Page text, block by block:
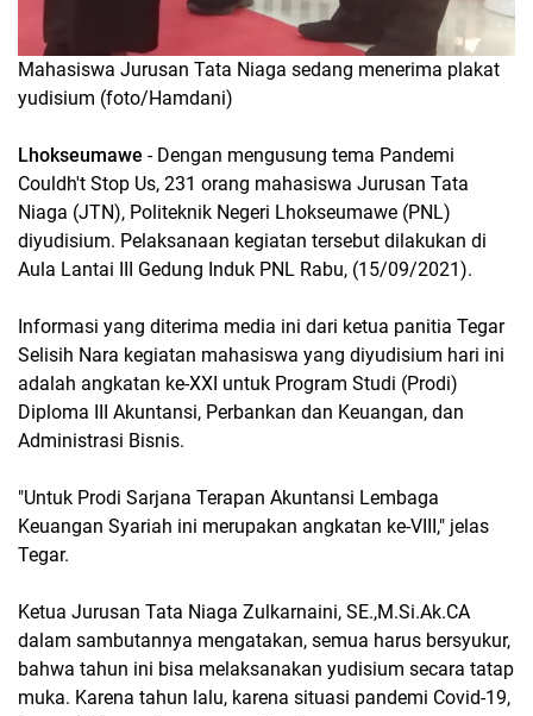
Mahasiswa Jurusan Tata Niaga sedang menerima plakat
yudisium (foto/Hamdani)
Lhokseumawe - Dengan mengusung tema Pandemi
Couldh't Stop Us, 231 orang mahasiswa Jurusan Tata
Niaga (JTN), Politeknik Negeri Lhokseumawe (PNL)
diyudisium. Pelaksanaan kegiatan tersebut dilakukan di
Aula Lantai III Gedung Induk PNL Rabu, (15/09/2021).
Informasi yang diterima media ini dari ketua panitia Tegar
Selisih Nara kegiatan mahasiswa yang diyudisium hari ini
adalah angkatan ke-XXI untuk Program Studi (Prodi)
Diploma III Akuntansi, Perbankan dan Keuangan, dan
Administrasi Bisnis.
"Untuk Prodi Sarjana Terapan Akuntansi Lembaga
Keuangan Syariah ini merupakan angkatan ke-VIII," jelas
Tegar.
Ketua Jurusan Tata Niaga Zulkarnaini, SE.,M.Si.Ak.CA
dalam sambutannya mengatakan, semua harus bersyukur,
bahwa tahun ini bisa melaksanakan yudisium secara tatap
muka. Karena tahun lalu, karena situasi pandemi Covid-19,